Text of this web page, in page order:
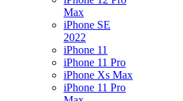
Max
iPhone SE
2022
iPhone 11
iPhone 11 Pro
iPhone Xs Max
iPhone 11 Pro